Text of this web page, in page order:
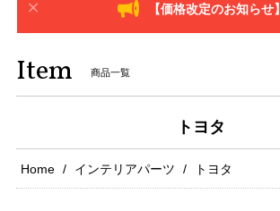
【価格改定のお知らせ】
Item 商品一覧
トヨタ
Home インテリアパーツ トヨタ